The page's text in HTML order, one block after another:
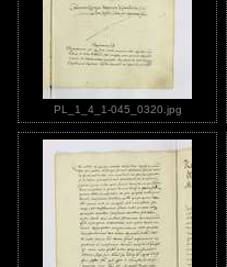
PL_1_4_1-045_0320.jpg